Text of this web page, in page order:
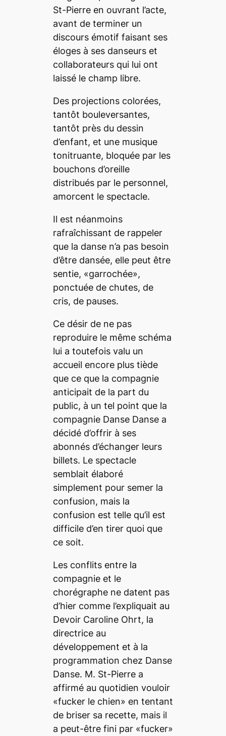
St-Pierre en ouvrant l’acte,
avant de terminer un
discours émotif faisant ses
éloges à ses danseurs et
collaborateurs qui lui ont
laissé le champ libre.
Des projections colorées,
tantôt bouleversantes,
tantôt près du dessin
d’enfant, et une musique
tonitruante, bloquée par les
bouchons d’oreille
distribués par le personnel,
amorcent le spectacle.
Il est néanmoins
rafraîchissant de rappeler
que la danse n’a pas besoin
d’être dansée, elle peut être
sentie, «garrochée»,
ponctuée de chutes, de
cris, de pauses.
Ce désir de ne pas
reproduire le même schéma
lui a toutefois valu un
accueil encore plus tiède
que ce que la compagnie
anticipait de la part du
public, à un tel point que la
compagnie Danse Danse a
décidé d’offrir à ses
abonnés d’échanger leurs
billets. Le spectacle
semblait élaboré
simplement pour semer la
confusion, mais la
confusion est telle qu’il est
difficile d’en tirer quoi que
ce soit.
Les conflits entre la
compagnie et le
chorégraphe ne datent pas
d’hier comme l’expliquait au
DevoirCaroline Ohrt, la
directrice au
développement et à la
programmation chez Danse
Danse. M. St-Pierre a
affirmé au quotidien vouloir
«fucker le chien» en tentant
de briser sa recette, mais il
a peut-être fini par «fucker»